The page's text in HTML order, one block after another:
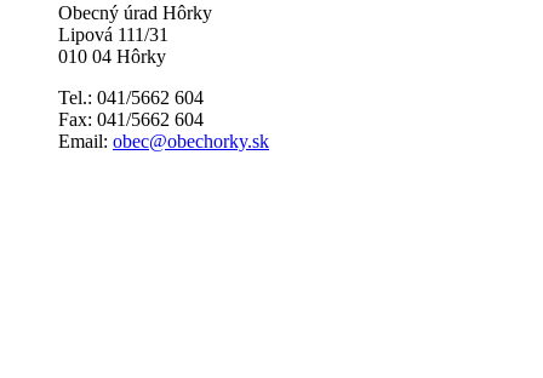
Obecný úrad Hôrky
Lipová 111/31
010 04 Hôrky
Tel.: 041/5662 604
Fax: 041/5662 604
Email: obec@obechorky.sk